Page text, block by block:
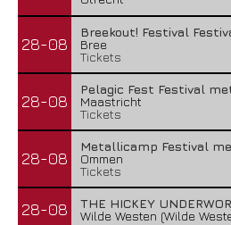
28-08
Breekout! Festival
Bree
Tickets
28-08
Pelagic Fest Festival
Maastricht
Tickets
28-08
Metallicamp Festival
Ommen
Tickets
28-08
THE HICKEY
Wilde Westen (Wilde